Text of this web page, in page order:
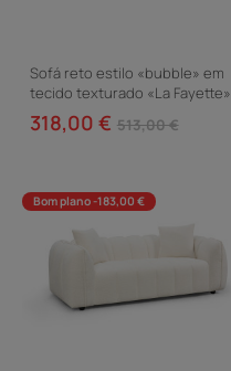
Sofá reto estilo «bubble» em
tecido texturado «La Fayette»
- 3 lugares - Creme
318,00 € 513,00 €
Bom plano -183,00 €